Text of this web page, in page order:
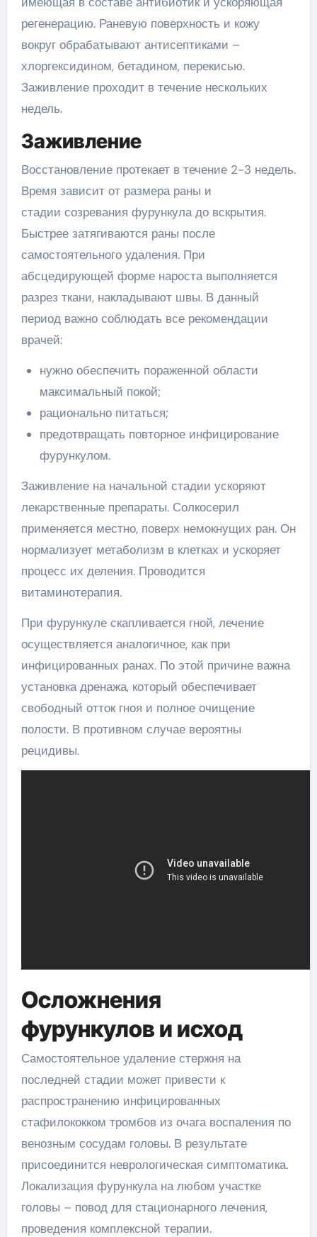
регенерацию. Раневую поверхность и кожу
вокруг обрабатывают антисептиками –
хлоргексидином, бетадином, перекисью.
Заживление проходит в течение нескольких
недель.
Заживление
Восстановление протекает в течение 2-3 недель.
Время зависит от размера раны и
стадии созревания фурункула до вскрытия.
Быстрее затягиваются раны после
самостоятельного удаления. При
абсцедирующей форме нароста выполняется
разрез ткани, накладывают швы. В данный
период важно соблюдать все рекомендации
врачей:
нужно обеспечить пораженной области
максимальный покой;
рационально питаться;
предотвращать повторное инфицирование
фурункулом.
Заживление на начальной стадии ускоряют
лекарственные препараты. Солкосерил
применяется местно, поверх немокнущих ран. Он
нормализует метаболизм в клетках и ускоряет
процесс их деления. Проводится
витаминотерапия.
При фурункуле скапливается гной, лечение
осуществляется аналогичное, как при
инфицированных ранах. По этой причине важна
установка дренажа, который обеспечивает
свободный отток гноя и полное очищение
полости. В противном случае вероятны
рецидивы.
Осложнения
фурункулов и исход
Самостоятельное удаление стержня на
последней стадии может привести к
распространению инфицированных
стафилококком тромбов из очага воспаления по
венозным сосудам головы. В результате
присоединится неврологическая симптоматика.
Локализация фурункула на любом участке
головы – повод для стационарного лечения,
проведения комплексной терапии.